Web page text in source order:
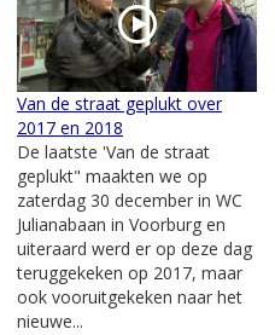
Van de straat geplukt over
2017 en 2018
De laatste 'Van de straat
geplukt" maakten we op
zaterdag 30 december in WC
Julianabaan in Voorburg en
uiteraard werd er op deze dag
teruggekeken op 2017, maar
ook vooruitgekeken naar het
nieuwe...